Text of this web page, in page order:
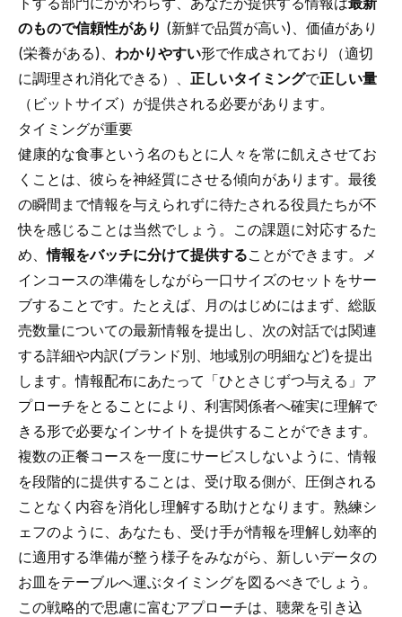
のもので信頼性があり (新鮮で品質が高い)、価値があり
(栄養がある)、 わかりやすい形で作成されており（適切
に調理され消化できる）、 正しいタイミングで正しい量
（ビットサイズ）が提供される必要があります。
タイミングが重要
健康的な食事という名のもとに人々を常に飢えさせてお
くことは、彼らを神経質にさせる傾向があります。最後
の瞬間まで情報を与えられずに待たされる役員たちが不
快を感じることは当然でしょう。この課題に対応するた
め、情報をバッチに分けて提供することができます。メ
インコースの準備をしながら一口サイズのセットをサー
ブすることです。たとえば、月のはじめにはまず、総販
売数量についての最新情報を提出し、次の対話では関連
する詳細や内訳(ブランド別、地域別の明細など)を提出
します。情報配布にあたって「ひとさじずつ与える」ア
プローチをとることにより、利害関係者へ確実に理解で
きる形で必要なインサイトを提供することができます。
複数の正餐コースを一度にサービスしないように、情報
を段階的に提供することは、受け取る側が、圧倒される
ことなく内容を消化し理解する助けとなります。熟練シ
ェフのように、あなたも、受け手が情報を理解し効率的
に適用する準備が整う様子をみながら、新しいデータの
お皿をテーブルへ運ぶタイミングを図るべきでしょう。
この戦略的で思慮に富むアプローチは、聴衆を引き込